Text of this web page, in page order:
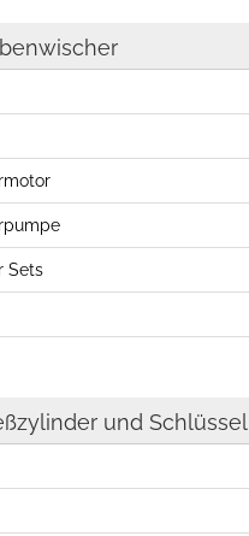
Sets
und Schlüssel